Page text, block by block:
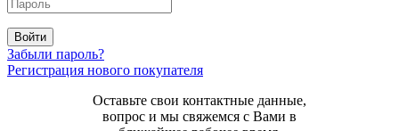
Войти
Забыли пароль?
Регистрация нового покупателя
Оставьте свои контактные данные,
вопрос и мы свяжемся с Вами в